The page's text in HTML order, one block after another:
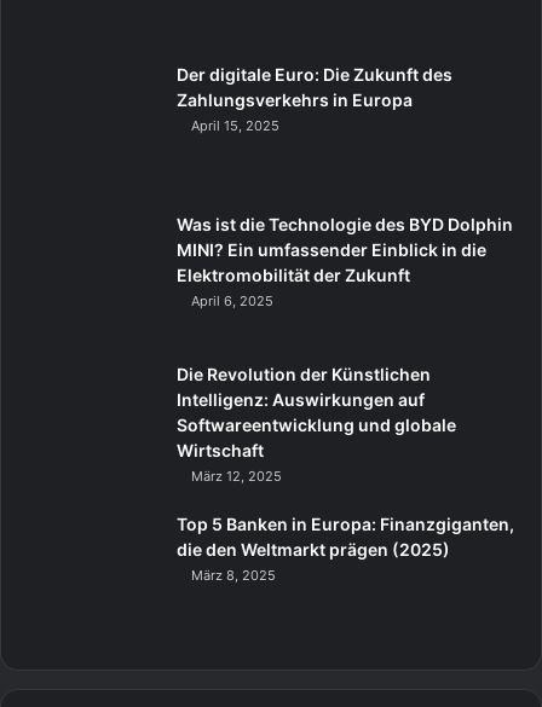
Der digitale Euro: Die Zukunft des
Zahlungsverkehrs in Europa
April 15, 2025
Was ist die Technologie des BYD Dolphin
MINI? Ein umfassender Einblick in die
Elektromobilität der Zukunft
April 6, 2025
Die Revolution der Künstlichen
Intelligenz: Auswirkungen auf
Softwareentwicklung und globale
Wirtschaft
März 12, 2025
Top 5 Banken in Europa: Finanzgiganten,
die den Weltmarkt prägen (2025)
März 8, 2025